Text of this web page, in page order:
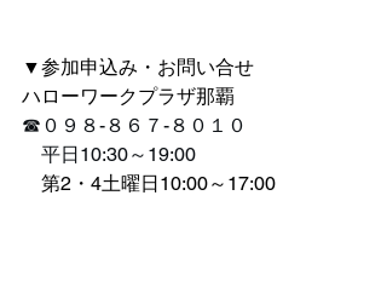
▼参加申込み・お問い合せ
ハローワークプラザ那覇
☎０９８-８６７-８０１０
平日10:30～19:00
第2・4土曜日10:00～17:00